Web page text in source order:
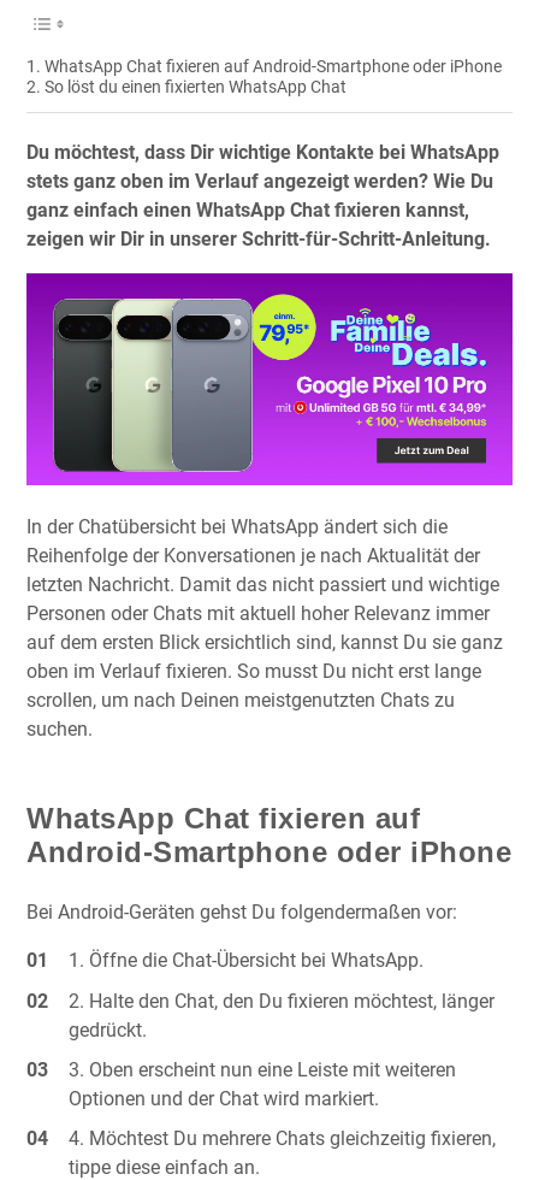
WhatsApp Chat fixieren auf Android-Smartphone oder iPhone
So löst du einen fixierten WhatsApp Chat
Du möchtest, dass Dir wichtige Kontakte bei WhatsApp
stets ganz oben im Verlauf angezeigt werden? Wie Du
ganz einfach einen WhatsApp Chat fixieren kannst,
zeigen wir Dir in unserer Schritt-für-Schritt-Anleitung.
In der Chatübersicht bei WhatsApp ändert sich die
Reihenfolge der Konversationen je nach Aktualität der
letzten Nachricht. Damit das nicht passiert und wichtige
Personen oder Chats mit aktuell hoher Relevanz immer
auf dem ersten Blick ersichtlich sind, kannst Du sie ganz
oben im Verlauf fixieren. So musst Du nicht erst lange
scrollen, um nach Deinen meistgenutzten Chats zu
suchen.
WhatsApp Chat fixieren auf
Android-Smartphone oder iPhone
Bei Android-Geräten gehst Du folgendermaßen vor:
Öffne die Chat-Übersicht bei WhatsApp.
Halte den Chat, den Du fixieren möchtest, länger
gedrückt.
Oben erscheint nun eine Leiste mit weiteren
Optionen und der Chat wird markiert.
Möchtest Du mehrere Chats gleichzeitig fixieren,
tippe diese einfach an.